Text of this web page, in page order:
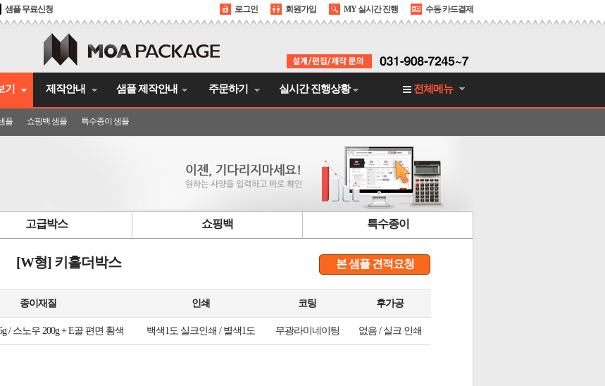
샘플 무료신청 로그인 회원가입 MY 실시간 진행 수동 카드결제
전체메뉴
기
플 쇼핑백 샘플 특수종이 샘플
제작안내 샘플 제작안내 주문하기 실시간 진행상황
고급박스 쇼핑백 특수종이
[W형] 키홀더박스 본 샘플 견적요청
종이재질 인쇄 코팅 후가공
/ 스노우 200g + E골 편면 황색 백색1도 실크인쇄 / 별색1도 무광라미네이팅 없음 / 실크 인쇄